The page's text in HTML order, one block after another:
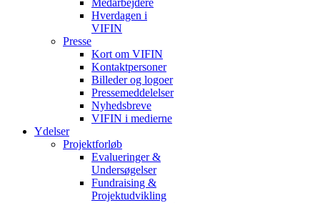
Hverdagen i
VIFIN
Presse
Kort om VIFIN
Kontaktpersoner
Billeder og logoer
Pressemeddelelser
Nyhedsbreve
VIFIN i medierne
Ydelser
Projektforløb
Evalueringer &
Undersøgelser
Fundraising &
Projektudvikling